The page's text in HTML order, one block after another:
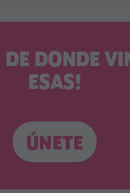
DE DONDE
ESAS!
ÚNETE